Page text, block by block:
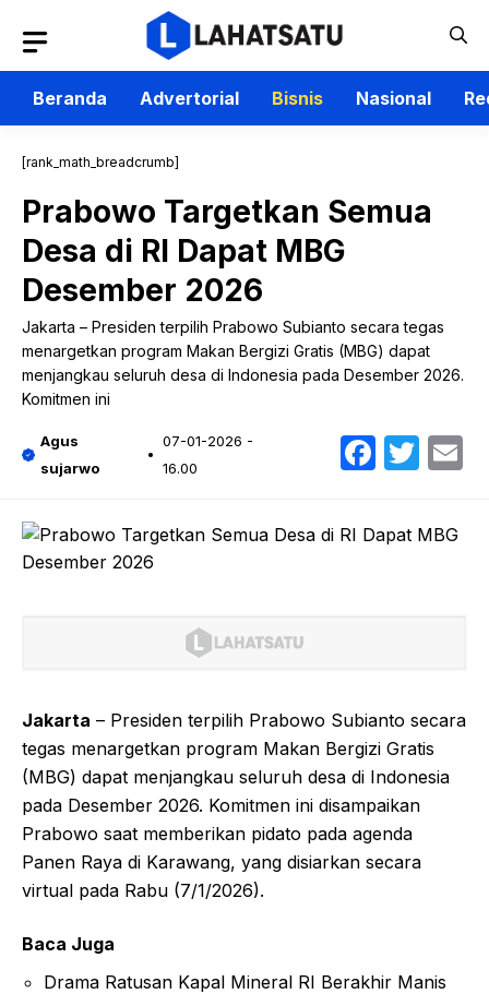
isi
Beranda
Advertorial Bisnis Nasional
[rank_math_breadcrumb]
Prabowo Targetkan Semua
Desa di RI Dapat MBG
Desember 2026
Jakarta – Presiden terpilih Prabowo Subianto secara tegas
menargetkan program Makan Bergizi Gratis (MBG) dapat
menjangkau seluruh desa di Indonesia pada Desember 2026.
Komitmen ini
Agus
sujarwo
07-01-2026 -
16.00
Jakarta – Presiden terpilih Prabowo Subianto secara
tegas menargetkan program Makan Bergizi Gratis
(MBG) dapat menjangkau seluruh desa di Indonesia
pada Desember 2026. Komitmen ini disampaikan
Prabowo saat memberikan pidato pada agenda
Panen Raya di Karawang, yang disiarkan secara
virtual pada Rabu (7/1/2026).
Baca Juga
Drama Ratusan Kapal Mineral RI Berakhir Manis